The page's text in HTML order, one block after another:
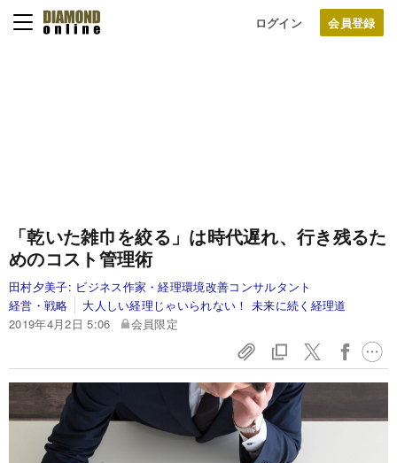
ログイン
「乾いた雑巾を絞る」は時代遅れ、行き残るた
めのコスト管理術
田村夕美子: ビジネス作家・経理環境改善コンサルタント
経営・戦略
大人しい経理じゃいられない！ 未来に続く経理道
2019年4月2日 5:06
会員限定